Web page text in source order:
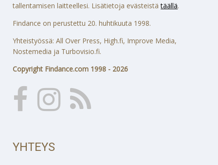
tallentamisen laitteellesi. Lisätietoja evästeistätäällä.
Findance on perustettu 20. huhtikuuta 1998.
Yhteistyössä: All Over Press, High.fi, Improve Media,
Nostemedia ja Turbovisio.fi.
Copyright Findance.com 1998 - 2026
YHTEYS